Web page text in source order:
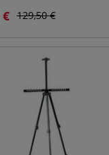
€ 129,50€